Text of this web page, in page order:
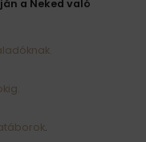
a Neked való
.